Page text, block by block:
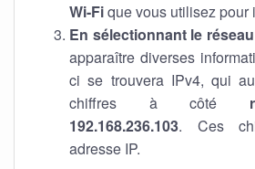
Wi-Fique vous utilisez pour
En sélectionnant le
apparaître diverses
ci se trouvera IPv4, qui
chiffres à côté
192.168.236.103. Ces
adresse IP.